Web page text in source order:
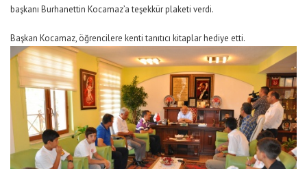
başkanı Burhanettin Kocamaz’a teşekkür plaketi verdi.
Başkan Kocamaz, öğrencilere kenti tanıtıcı kitaplar hediye etti.